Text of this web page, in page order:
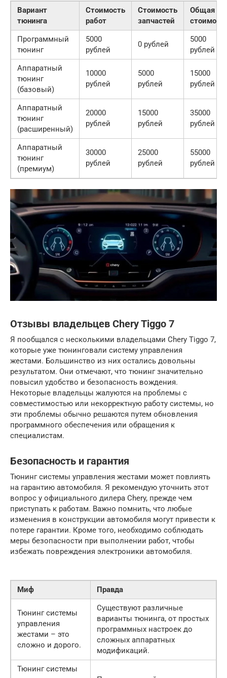
Вариант
тюнинга
Стоимость
работ
Стоимость
запчастей
Общая
Программный
тюнинг
5000
рублей
0 рублей
5000
рублей
Аппаратный
тюнинг
(базовый)
10000
рублей
5000
рублей
15000
рублей
Аппаратный
тюнинг
(расширенный)
20000
рублей
15000
рублей
35000
рублей
Аппаратный
тюнинг
(премиум)
30000
рублей
25000
рублей
55000
рублей
Отзывы владельцев Chery Tiggo 7
Я пообщался с несколькими владельцами Chery Tiggo 7,
которые уже тюнинговали систему управления
жестами. Большинство из них остались довольны
результатом. Они отмечают, что тюнинг значительно
повысил удобство и безопасность вождения.
Некоторые владельцы жалуются на проблемы с
совместимостью или некорректную работу системы, но
эти проблемы обычно решаются путем обновления
программного обеспечения или обращения к
специалистам.
Безопасность и гарантия
Тюнинг системы управления жестами может повлиять
на гарантию автомобиля. Я рекомендую уточнить этот
вопрос у официального дилера Chery, прежде чем
приступать к работам. Важно помнить, что любые
изменения в конструкции автомобиля могут привести к
потере гарантии. Кроме того, необходимо соблюдать
меры безопасности при выполнении работ, чтобы
избежать повреждения электроники автомобиля.
Миф Правда
Тюнинг системы
управления
жестами – это
сложно и дорого.
Существуют различные
варианты тюнинга, от простых
программных настроек до
сложных аппаратных
модификаций.
Тюнинг системы